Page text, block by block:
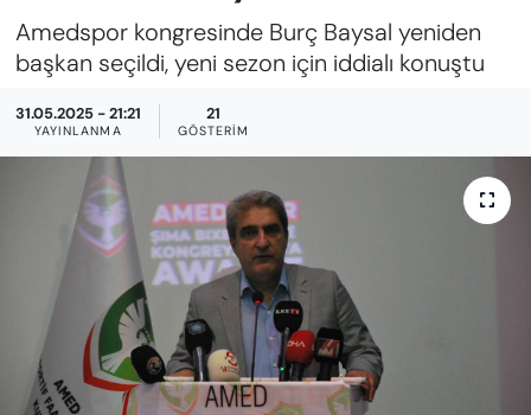
Amedspor kongresinde Burç Baysal yeniden
başkan seçildi, yeni sezon için iddialı konuştu
31.05.2025 - 21:21
YAYINLANMA
21
GÖSTERIM
FAYDALI BİLGİLER
GÜNDEM
EĞİTİM
KADIN
SAĞLIK
SPOR
Süper Lig Puan Durumu ve Fikstür
Son Dakika Haberleri
Haber Arşivi